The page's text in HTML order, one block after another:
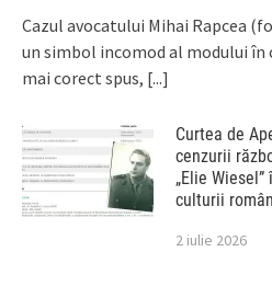
Cazul avocatului Mihai Rapcea
un simbol incomod al modului în
mai corect spus, [...]
Curtea de
cenzurii
„Elie
culturii
2 iulie 2026